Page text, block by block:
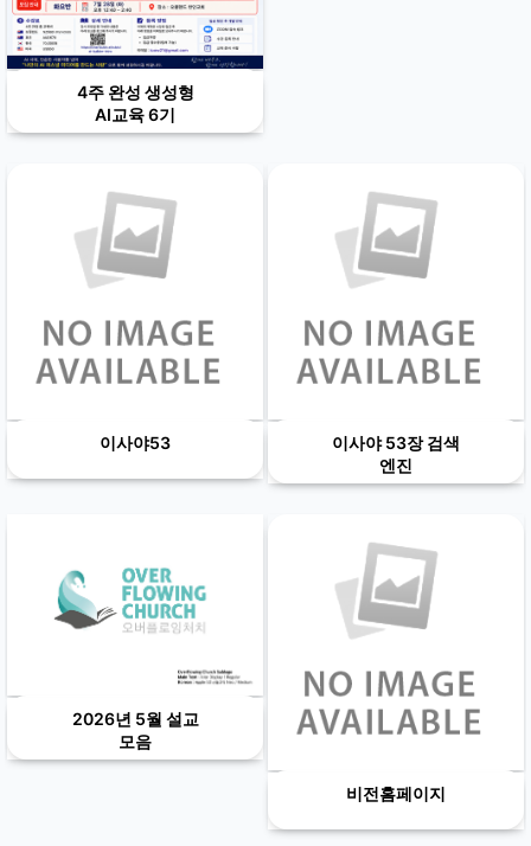
4주 완성 생성형
AI교육 6기
이사야53
이사야 53장 검색
엔진
2026년 5월 설교
모음
비전홈페이지